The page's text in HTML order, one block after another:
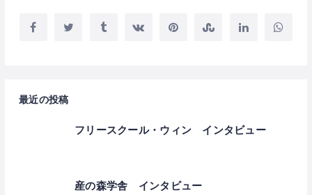
最近の投稿
フリースクール・ウィン インタビュー
産の森学舎 インタビュー